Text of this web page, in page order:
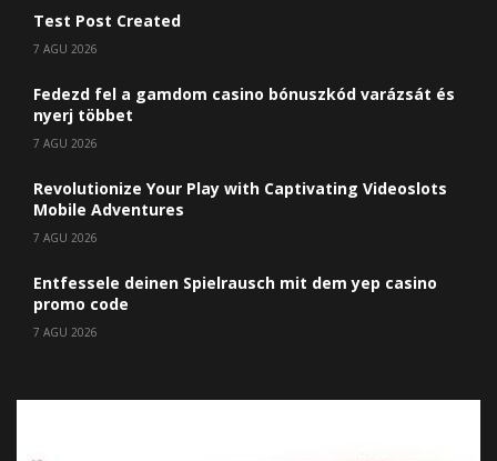
Test Post Created
7 AGU 2026
Fedezd fel a gamdom casino bónuszkód varázsát és
nyerj többet
7 AGU 2026
Revolutionize Your Play with Captivating Videoslots
Mobile Adventures
7 AGU 2026
Entfessele deinen Spielrausch mit dem yep casino
promo code
7 AGU 2026